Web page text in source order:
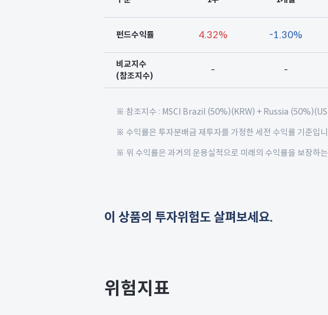
구
수
편
차
펀드수익률 4.32% -1.30%
비교지수
(참조지수)
- -
※ 참조지수 : MSCI Brazil (50%)(KRW) + Russia
※ 수익률은 투자분배금 재투자를 가정한 세전 수익률 기준입
※ 위 수익률은 과거의 운용실적으로 미래의 수익률을 보장하
이 상품의 투자위험도 살펴보세요.
위험지표